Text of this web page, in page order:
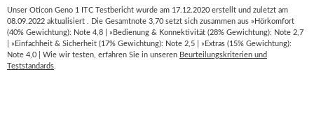
Unser Oticon Geno 1 ITC Testbericht wurde am 17.12.2020 erstellt und zuletzt am
08.09.2022 aktualisiert . Die Gesamtnote 3,70 setzt sich zusammen aus »Hörkomfort
(40% Gewichtung): Note 4,8 | »Bedienung & Konnektivität (28% Gewichtung): Note 2,7
| »Einfachheit & Sicherheit (17% Gewichtung): Note 2,5 | »Extras (15% Gewichtung):
Note 4,0 | Wie wir testen, erfahren Sie in unseren Beurteilungskriterien und
Teststandards